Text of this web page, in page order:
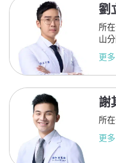
劉
所
山
更多
謝
所
更多